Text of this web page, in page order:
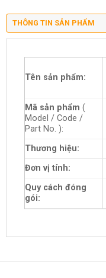
THÔNG TIN SẢN PHẨM
Tên sản phẩm:
Mã sản phẩm (
Model / Code /
Part No. ):
Thương hiệu:
Đơn vị tính:
Quy cách đóng
gói: